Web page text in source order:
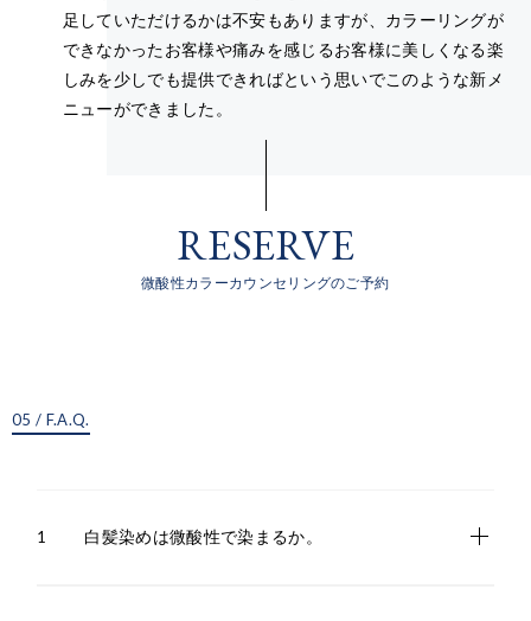
足していただけるかは不安もありますが、カラーリングが
できなかったお客様や痛みを感じるお客様に美しくなる楽
しみを少しでも提供できればという思いでこのような新メ
ニューができました。
RESERVE
微酸性カラーカウンセリングのご予約
05 / F.A.Q.
1 白髪染めは微酸性で染まるか。